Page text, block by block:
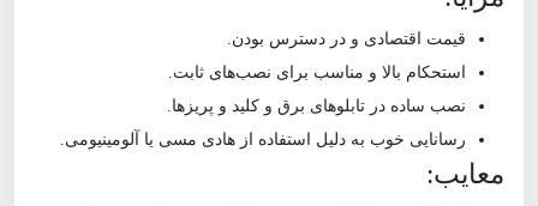
قیمت اقتصادی و در دسترس بودن.
استحکام بالا و مناسب برای نصب‌های ثابت.
نصب ساده در تابلوهای برق و کلید و پریزها.
رسانایی خوب به دلیل استفاده از هادی مسی یا آلومینیومی.
معایب: